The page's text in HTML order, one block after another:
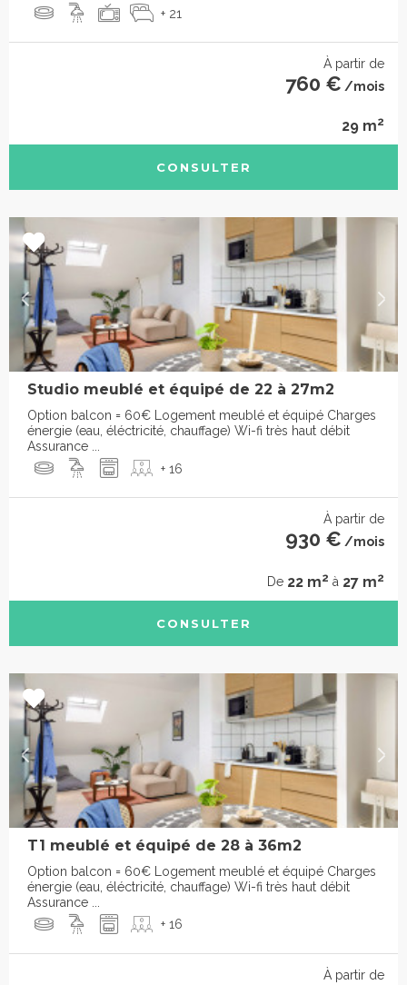
+ 21
À partir de
760 € /mois
29 m2
CONSULTER
Studio meublé et équipé de 22 à 27m2
Option balcon = 60€ Logement meublé et équipé Charges
énergie (eau, éléctricité, chauffage) Wi-fi très haut débit
Assurance ...
+ 16
À partir de
930 € /mois
De 22 m2 à 27 m2
CONSULTER
T1 meublé et équipé de 28 à 36m2
Option balcon = 60€ Logement meublé et équipé Charges
énergie (eau, éléctricité, chauffage) Wi-fi très haut débit
Assurance ...
+ 16
À partir de